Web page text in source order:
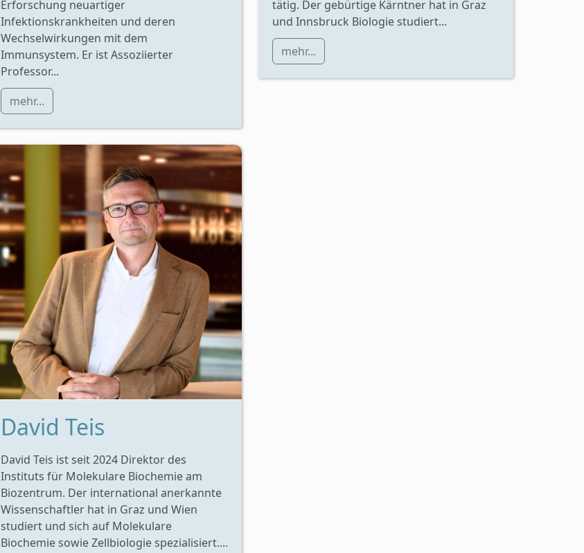
Erforschung neuartiger
Infektionskrankheiten und deren
Wechselwirkungen mit dem
Immunsystem. Er ist Assoziierter
Professor...
mehr...
tätig. Der gebürtige Kärntner hat in Graz
und Innsbruck Biologie studiert...
mehr...
David Teis
David Teis ist seit 2024 Direktor des
Instituts für Molekulare Biochemie am
Biozentrum. Der international anerkannte
Wissenschaftler hat in Graz und Wien
studiert und sich auf Molekulare
Biochemie sowie Zellbiologie spezialisiert....